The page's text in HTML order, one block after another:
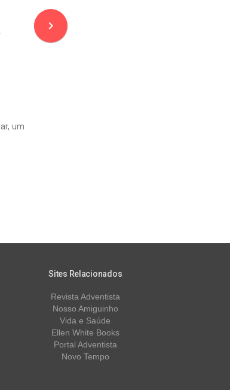
um
navigate_next
Sites Relacionados
Revista Adventista
Nosso Amiguinho
Vida e Saúde
Ellen White Books
Portal Adventista
Novo Tempo